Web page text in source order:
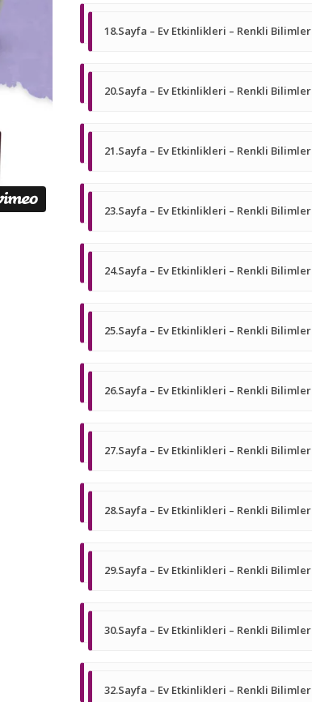
18.Sayfa – Ev Etkinlikleri – Renkli Bilimler
20.Sayfa – Ev Etkinlikleri – Renkli Bilimler
21.Sayfa – Ev Etkinlikleri – Renkli Bilimler
23.Sayfa – Ev Etkinlikleri – Renkli Bilimler
24.Sayfa – Ev Etkinlikleri – Renkli Bilimler
25.Sayfa – Ev Etkinlikleri – Renkli Bilimler
26.Sayfa – Ev Etkinlikleri – Renkli Bilimler
27.Sayfa – Ev Etkinlikleri – Renkli Bilimler
28.Sayfa – Ev Etkinlikleri – Renkli Bilimler
29.Sayfa – Ev Etkinlikleri – Renkli Bilimler
30.Sayfa – Ev Etkinlikleri – Renkli Bilimler
32.Sayfa – Ev Etkinlikleri – Renkli Bilimler